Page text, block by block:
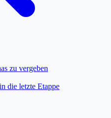
zu vergeben
die letzte Etappe